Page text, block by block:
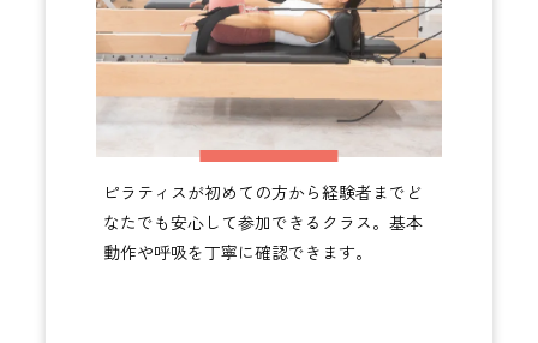
ピラティスが初めての方から経験者までど
なたでも安心して参加できるクラス。基本
動作や呼吸を丁寧に確認できます。